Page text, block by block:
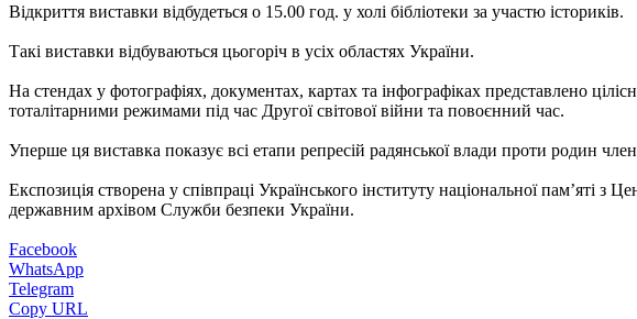
Відкриття виставки відбудеться о 15.00 год. у холі бібліотеки за участю істориків.
Такі виставки відбуваються цьогоріч в усіх областях України.
На стендах у фотографіях, документах, картах та інфографіках представлено
тоталітарними режимами під час Другої світової війни та повоєнний час.
Уперше ця виставка показує всі етапи репресій радянської влади проти родин
Експозиція створена у співпраці Українського інституту національної
державним архівом Служби безпеки України.
Facebook
WhatsApp
Telegram
Copy URL